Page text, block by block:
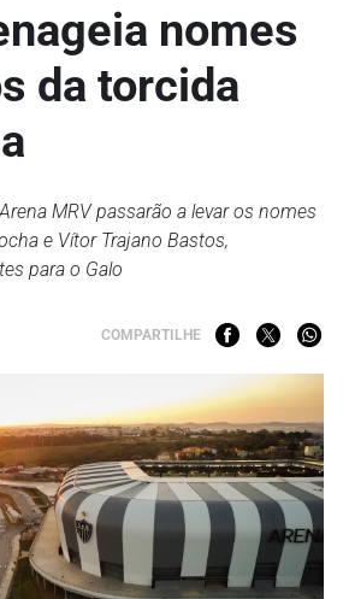
nomes
da torcida
MRV passarão a levar os nomes
e Vítor Trajano Bastos,
para o Galo
COMPARTILHE